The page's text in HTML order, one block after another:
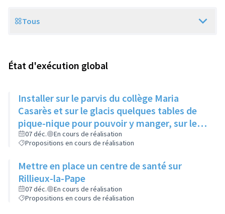
Scope
Tous
État d'exécution global
Installer sur le parvis du collège Maria
Casarès et sur le glacis quelques tables de
pique-nique pour pouvoir y manger, sur le
temps du midi
07 déc.
En cours de réalisation
Propositions en cours de réalisation
Mettre en place un centre de santé sur
Rillieux-la-Pape
07 déc.
En cours de réalisation
Propositions en cours de réalisation